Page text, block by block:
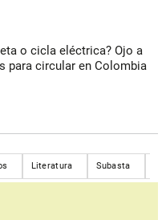
o cicla eléctrica? Ojo a
para circular en Colombia
Literatura Subasta